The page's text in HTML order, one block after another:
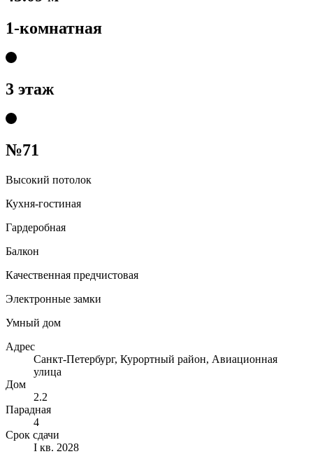
1-комнатная
3 этаж
№71
Высокий потолок
Кухня-гостиная
Гардеробная
Балкон
Качественная предчистовая
Электронные замки
Умный дом
Адрес
Санкт-Петербург, Курортный район, Авиационная
улица
Дом
2.2
Парадная
4
Срок сдачи
I кв. 2028